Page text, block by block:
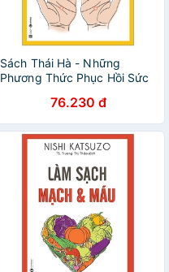
Sách Thái Hà - Những
Phương Thức Phục Hồi Sức
Bản 2021) - Nishi Katsuzo
76.230 đ